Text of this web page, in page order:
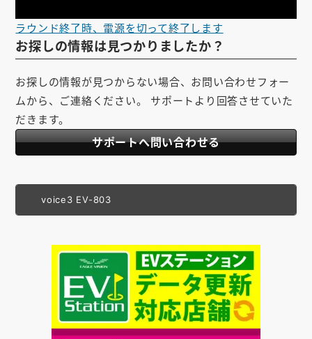
ラウンド終了時、電源を切って終了します
お探しの情報は見つかりましたか？
お探しの情報が見つからない場合、お問い合わせフォー
ムから、ご連絡ください。 サポートより回答させていた
だきます。
サポートへ問い合わせる
voice3 EV-803